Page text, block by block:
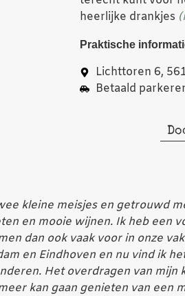
heerlijke drankjes
Praktische
Lichttoren 6,
Betaald
kleine meisjes en getrouwd
en mooie wijnen. Ik heb een
dan ook vaak voor in onze
en Eindhoven en nu vind ik
Het overdragen van mijn
kan gaan genieten van een